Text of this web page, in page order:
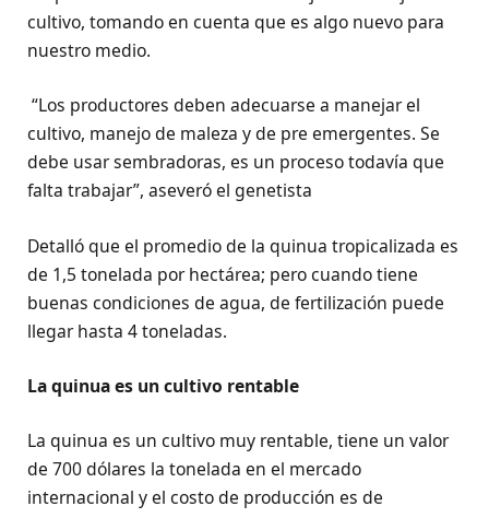
cultivo, tomando en cuenta que es algo nuevo para
nuestro medio.
“Los productores deben adecuarse a manejar el
cultivo, manejo de maleza y de pre emergentes. Se
debe usar sembradoras, es un proceso todavía que
falta trabajar”, aseveró el genetista
Detalló que el promedio de la quinua tropicalizada es
de 1,5 tonelada por hectárea; pero cuando tiene
buenas condiciones de agua, de fertilización puede
llegar hasta 4 toneladas.
La quinua es un cultivo rentable
La quinua es un cultivo muy rentable, tiene un valor
de 700 dólares la tonelada en el mercado
internacional y el costo de producción es de